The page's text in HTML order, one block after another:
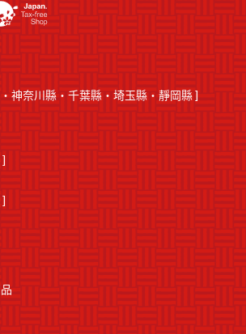
・神奈川縣・千葉縣・埼玉縣・靜岡縣]
]
]